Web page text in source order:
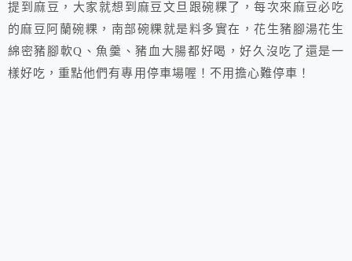
提到麻豆，大家就想到麻豆文旦跟碗粿了，每次來麻豆必吃
的麻豆阿蘭碗粿，南部碗粿就是料多實在，花生豬腳湯花生
綿密豬腳軟Q、魚羹、豬血大腸都好喝，好久沒吃了還是一
樣好吃，重點他們有專用停車場喔！不用擔心難停車！